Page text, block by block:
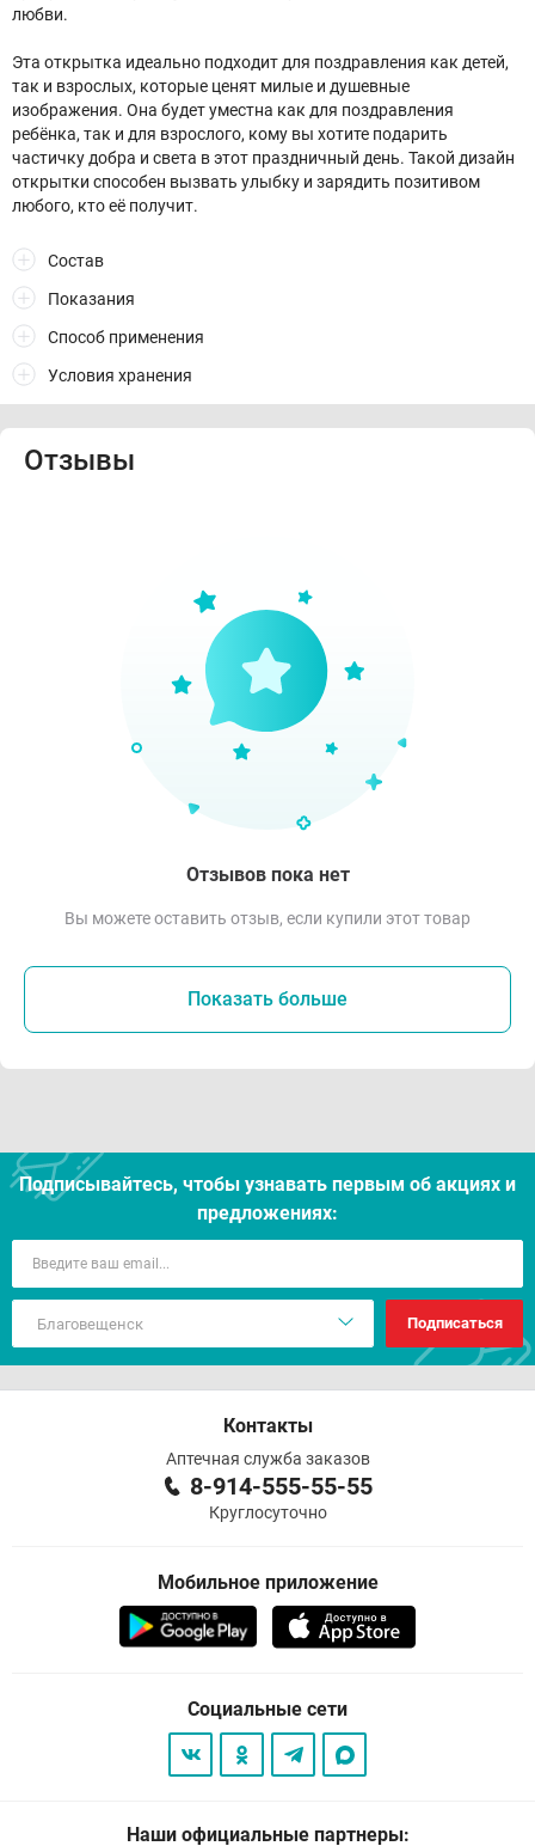
любви.
Эта открытка идеально подходит для поздравления как детей,
так и взрослых, которые ценят милые и душевные
изображения. Она будет уместна как для поздравления
ребёнка, так и для взрослого, кому вы хотите подарить
частичку добра и света в этот праздничный день. Такой дизайн
открытки способен вызвать улыбку и зарядить позитивом
любого, кто её получит.
Состав
Показания
Способ применения
Условия хранения
Отзывы
Отзывов пока нет
Вы можете оставить отзыв, если купили этот товар
Показать больше
Подписывайтесь, чтобы узнавать первым об акцияx и
предложениях:
Подписаться
Контакты
Аптечная служба заказов
8-914-555-55-55
Круглосуточно
Мобильное приложение
Социальные сети
Наши официальные партнеры: